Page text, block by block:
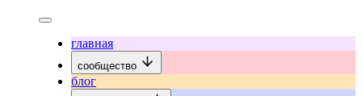
главная
сообщество
блог